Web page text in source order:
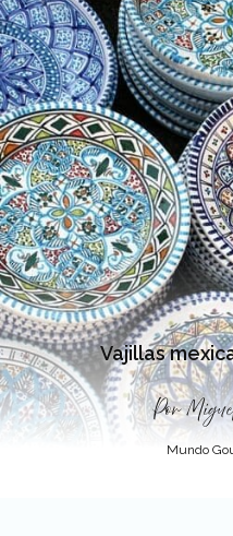
Vajillas
Por
Mundo